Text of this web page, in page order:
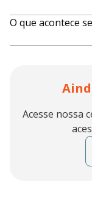
A Juvo analisa seu
celular. Isso
restrição no nome.
O que acontece
Acesse nossa